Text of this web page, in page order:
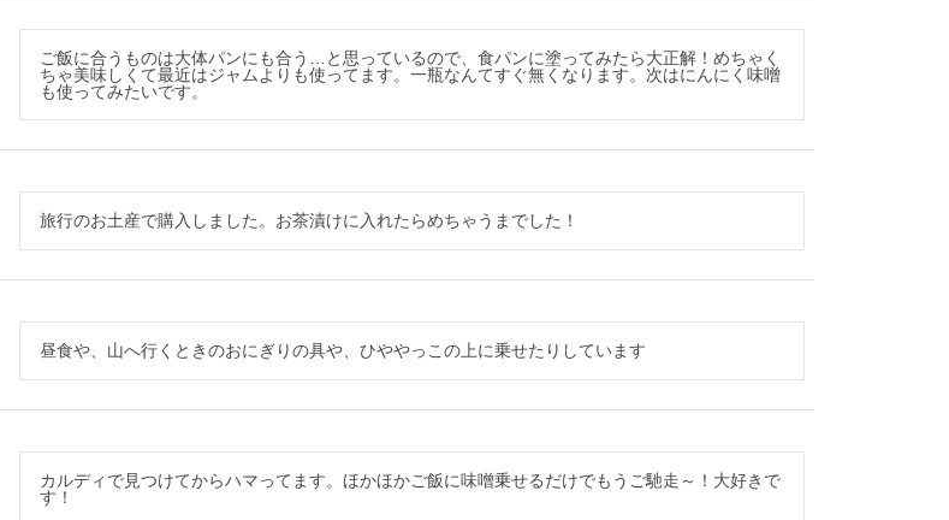
ご飯に合うものは大体パンにも合う…と思っているので、食パンに塗ってみたら大正解！めちゃく
ちゃ美味しくて最近はジャムよりも使ってます。一瓶なんてすぐ無くなります。次はにんにく味噌
も使ってみたいです。
旅行のお土産で購入しました。お茶漬けに入れたらめちゃうまでした！
昼食や、山へ行くときのおにぎりの具や、ひややっこの上に乗せたりしています
カルディで見つけてからハマってます。ほかほかご飯に味噌乗せるだけでもうご馳走～！大好きで
す！